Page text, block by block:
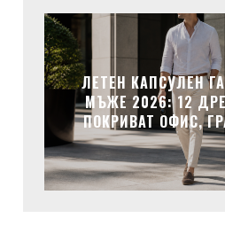
ЛЕТЕН КАПСУЛЕН
МЪЖЕ 2026: 12
ПОКРИВАТ ОФИС,